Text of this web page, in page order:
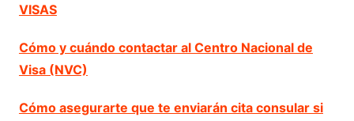
VISAS
Cómo y cuándo contactar al Centro Nacional de
Visa (NVC)
Cómo asegurarte que te enviarán cita consular si